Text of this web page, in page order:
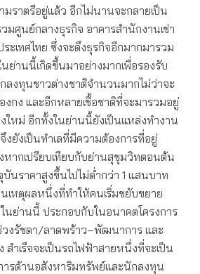
มราตรีอยู่แล้ว อีกไม่นานจะกลายเป็น
มศูนย์กลางธุรกิจ อาคารสำนักงานเช่า
ะเทศไทย ซึ่งจะดึงธุรกิจอีกมากมารวม
ย่านนี้เกิดขึ้นมาอย่างมากเพื่อรองรับ
ลงทุนชาวต่างชาติจำนวนมากไม่ว่าจะ
งกง และอีกหลายเชื้อชาติที่จะมารวมอยู่
ใหม่ อีกทั้งในย่านนี้ยังเป็นแหล่งทำงาน
ยังเป็นทำเลที่มีความต้องการที่อยู่
หากเปรียบเทียบกับย่านสุขุมวิทตอนต้น
นราคาสูงขึ้นไปไม่ต่ำกว่า 1 แสนบาท
นเหตุผลหนึ่งที่ทำให้คนเริ่มขยับขยาย
นย่านนี้ ประกอบกับในอนาคตโครงการ
วงรัชดา/ลาดพร้าว–พัฒนาการ และ
ำเร็จจะเป็นรถไฟฟ้าสายหนึ่งที่จะเป็น
รด้านอสังหาริมทรัพย์และนักลงทุน